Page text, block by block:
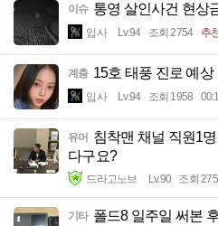
이슈 통영 살인사건 현상
입사 Lv.94 조회 2754 추
계층 15호 태풍 진로 예상
입사 Lv.94 조회 1958
유머 침착맨 채널 직원1
다구요?
드라고노브 Lv.90 조회
기타 폴드8 일주일 써본